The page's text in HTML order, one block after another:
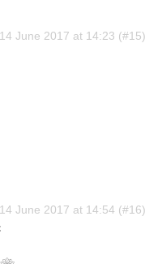
14 June 2017 at 14:23
14 June 2017 at 14:54